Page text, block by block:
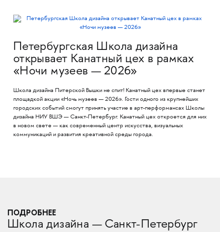
Петербургская Школа дизайна
открывает Канатный цех в рамках
«Ночи музеев — 2026»
Школа дизайна Питерской Вышки не спит! Канатный цех впервые станет
площадкой акции «Ночь музеев — 2026». Гости одного из крупнейших
городских событий смогут принять участие в арт-перформансах Школы
дизайна НИУ ВШЭ — Санкт-Петербург. Канатный цех откроется для них
в новом свете — как современный центр искусства, визуальных
коммуникаций и развития креативной среды города.
ПОДРОБНЕЕ
Школа дизайна — Санкт-Петербург